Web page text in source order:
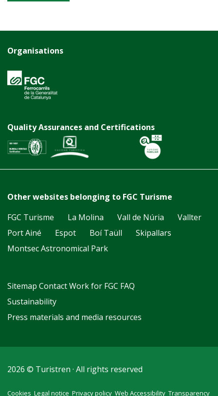
Organisations
Quality Assurances and Certifications
Other websites belonging to FGC Turisme
FGC Turisme
La Molina Vall de Núria
Vallter
Port Ainé
Espot Boí Taüll
Skipallars
Montsec Astronomical Park
Sitemap ContactWork for FGC FAQ
Sustainability
Press materials and media resources
2026 © Turistren · All rights reserved
Cookies Legal notice Privacy policy Web Accessibility Transparency